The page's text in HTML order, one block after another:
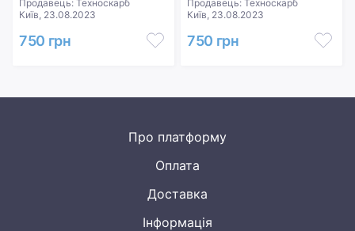
Продавець: Техноскарб
Київ, 23.08.2023
750 грн
Продавець: Техноскарб
Київ, 23.08.2023
750 грн
Про платформу
Оплата
Доставка
Інформація